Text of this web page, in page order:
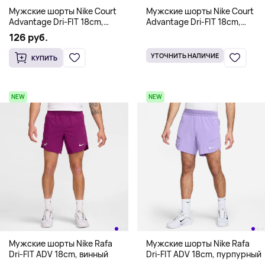
Мужские шорты Nike Court
Advantage Dri-FIT 18cm,
кислотно-желтый
126 руб.
КУПИТЬ
Мужские шорты Nike Court
Advantage Dri-FIT 18cm,
УТОЧНИТЬ НАЛИЧИЕ
NEW
Мужские шорты Nike Rafa
Dri-FIT ADV 18cm, винный
NEW
Мужские шорты Nike Rafa
Dri-FIT ADV 18cm, пурпурный